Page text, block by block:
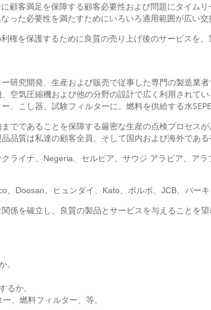
顧客満足を保障する顧客必要性および問題にタイム
った必要性を満たすためにいろいろ適用範囲が広い交
権を保護するために良質の売り上げ後のサービスを
研究開発、生産および販売で従事した専門の製造業者
空気圧縮機および他の分野の設計で広く利用されて
、こし器、試験フィルターに、燃料を供給する水
でであることを保障する厳密な生産の点検プロセス
品質は私達の顧客全員、そして国内および海外であ
ライナ、Negeria、セルビア、サウジ アラビア、ア
、Doosan、ヒュンダイ、Kato、ボルボ、JCB、パー
係を確立し、良質の製品とサービスを与えることを
。
るか。
、燃料フィルター、等。